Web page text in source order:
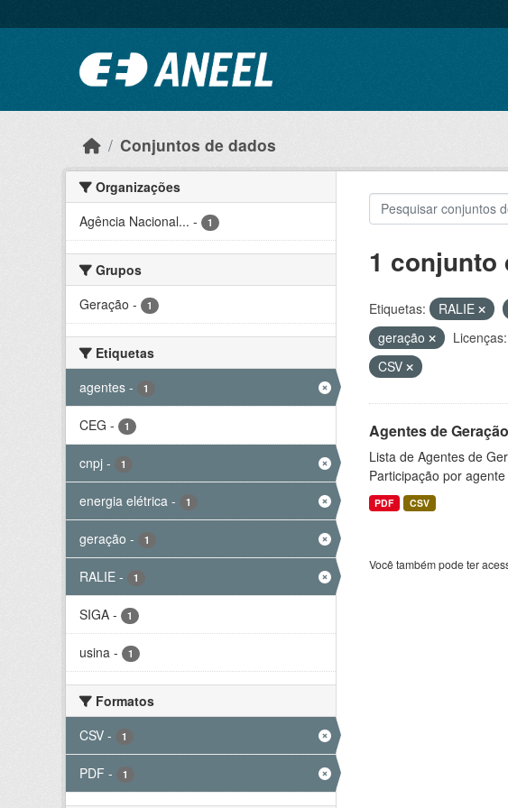
Conjuntos de dados
Organizações
Agência Nacional... - 1
Grupos
Geração - 1
Etiquetas
agentes - 1
CEG - 1
cnpj - 1
energia elétrica - 1
geração - 1
RALIE - 1
SIGA - 1
usina - 1
Formatos
CSV - 1
PDF - 1
1 conjunto
Etiquetas: RALIE
geração
Licenças:
CSV
Agentes de
Lista de Agentes de
Participação por
PDF CSV
Você também pode ter